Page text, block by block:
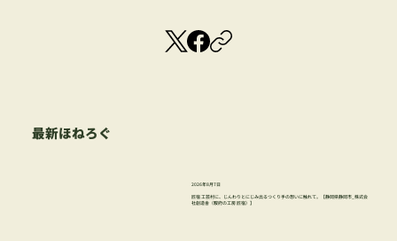
最新ほねろぐ
2026年8月7日
匠宿 工芸村に、じんわりとにじみ出るつくり手の想いに触れて。【静岡県静岡市_株式会
社創造舎（駿府の工房 匠宿）】